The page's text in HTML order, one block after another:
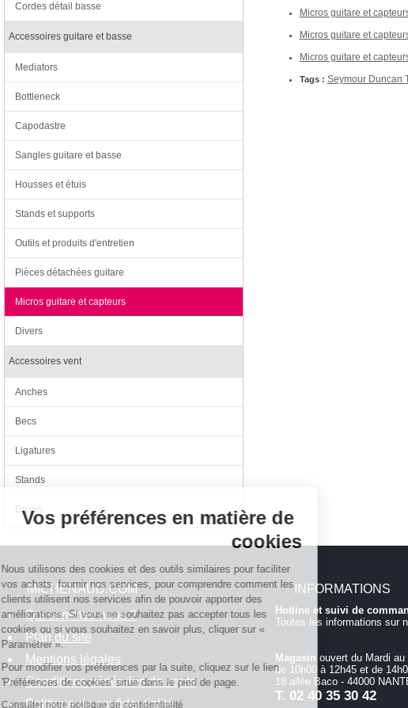
Continuer sans accepter
Vos préférences en matière de
cookies
Nous utilisons des cookies et des outils similaires pour faciliter
vos achats, fournir nos services, pour comprendre comment les
clients utilisent nos services afin de pouvoir apporter des
améliorations. Si vous ne souhaitez pas accepter tous les
cookies ou si vous souhaitez en savoir plus, cliquer sur «
Paramétrer ».
Pour modifier vos préférences par la suite, cliquez sur le lien
'Préférences de cookies' situé dans le pied de page.
Consulter notre politique de confidentialité
Micros guitare et
Micros guitare et
Micros guitare et
Tags : Seymour Duncan
Cordes détail basse
Accessoires guitare et basse
Mediators
Bottleneck
Capodastre
Sangles guitare et basse
Housses et étuis
Stands et supports
Outils et produits d'entretien
Pièces détachées guitare
Micros guitare et capteurs
Divers
Accessoires vent
Anches
Becs
Ligatures
Stands
Divers
MICHENAUD.COM
Qui sommes nous ?
Plan du site
Mentions légales
Conditions générales de vente
Politique de confidentialité
INFORMATIONS
Hotline et suivi de
Toutes les informations sur
Magasin ouvert du Mardi au
de 10h00 à 12h45 et de
18 allée Baco - 44000
T. 02 40 35 30 42